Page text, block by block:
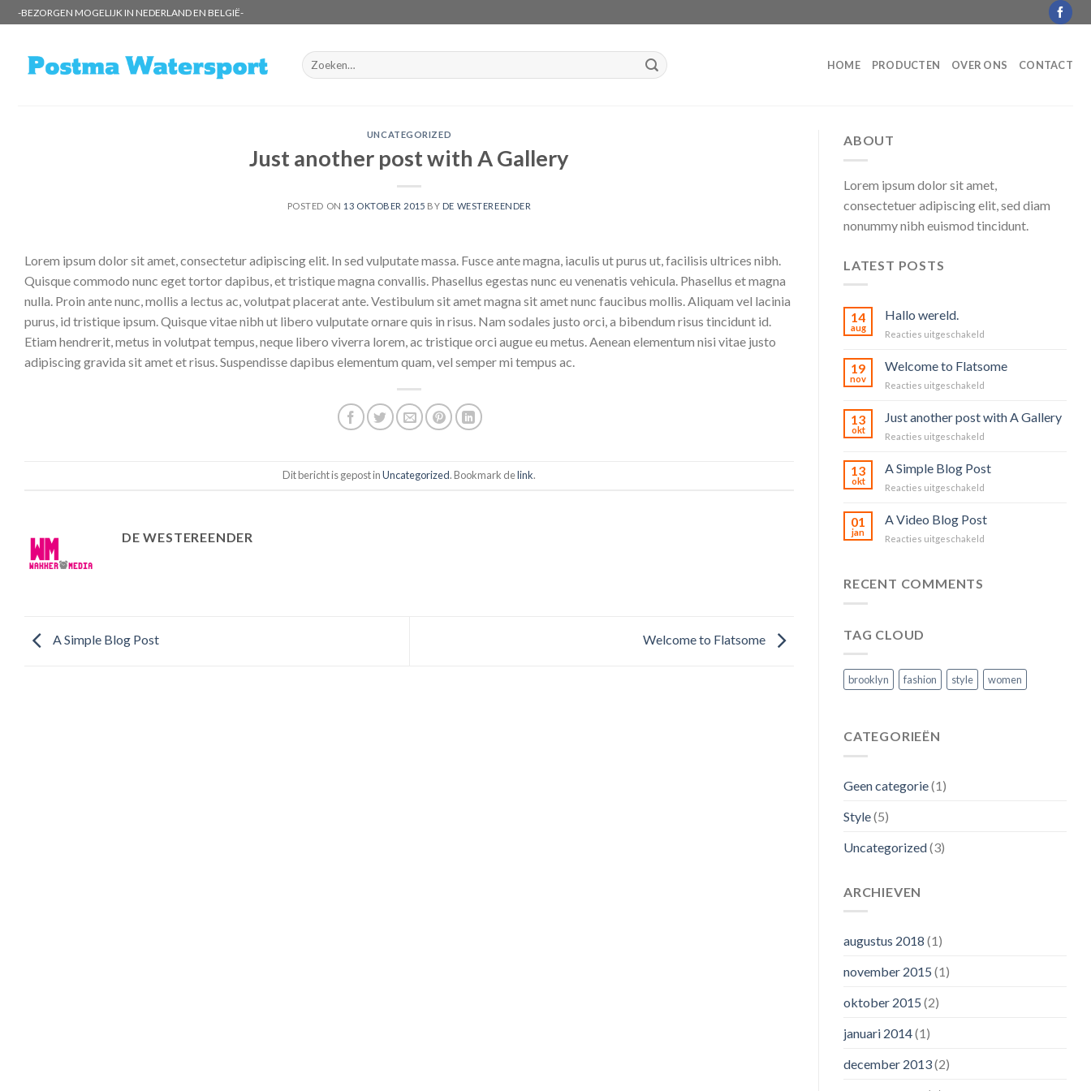
Skip
to
-BEZORGEN MOGELIJK IN NEDERLAND EN BELGIË-
Zoeken
naar:
HOME PRODUCTEN OVER ONS CONTACT
UNCATEGORIZED
Just another post with A Gallery
POSTED ON 13 OKTOBER 2015 BY DE WESTEREENDER
Lorem ipsum dolor sit amet, consectetur adipiscing elit. In sed vulputate massa. Fusce ante magna, iaculis ut purus ut, facilisis ultrices nibh.
Quisque commodo nunc eget tortor dapibus, et tristique magna convallis. Phasellus egestas nunc eu venenatis vehicula. Phasellus et magna
nulla. Proin ante nunc, mollis a lectus ac, volutpat placerat ante. Vestibulum sit amet magna sit amet nunc faucibus mollis. Aliquam vel lacinia
purus, id tristique ipsum. Quisque vitae nibh ut libero vulputate ornare quis in risus. Nam sodales justo orci, a bibendum risus tincidunt id.
Etiam hendrerit, metus in volutpat tempus, neque libero viverra lorem, ac tristique orci augue eu metus. Aenean elementum nisi vitae justo
adipiscing gravida sit amet et risus. Suspendisse dapibus elementum quam, vel semper mi tempus ac.
Dit bericht is gepost inUncategorized. Bookmark delink.
DE WESTEREENDER
A Simple Blog Post Welcome to Flatsome
ABOUT
Lorem ipsum dolor sit amet,
consectetuer adipiscing elit, sed diam
nonummy nibh euismod tincidunt.
LATEST POSTS
14
aug
Hallo wereld.
Reacties uitgeschakeld
19
nov
Welcome to Flatsome
Reacties uitgeschakeld
13
okt
Just another post with A Gallery
Reacties uitgeschakeld
another
Gallery
13
okt
A Simple Blog Post
Reacties uitgeschakeld
Simple
01
jan
A Video Blog Post
Reacties uitgeschakeld
RECENT COMMENTS
TAG CLOUD
brooklyn fashion style women
CATEGORIEËN
Geen categorie(1)
Style(5)
Uncategorized(3)
ARCHIEVEN
augustus 2018 (1)
november 2015 (1)
oktober 2015 (2)
januari 2014(1)
december 2013(2)